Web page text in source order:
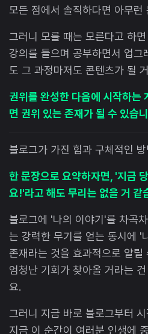
모든 점에서 솔직하다면 아무런
그러니 모를 때는 모른다고 하
강의를 들으며 공부하면서 업그
도 그 과정마저도 콘텐츠가 될
권위를 완성한 다음에 시작하는
면 권위 있는 존재가 될 수 있습
블로그가 가진 힘과 구체적인
한 문장으로 요약하자면, '지금
요!'라고 해도 무리는 없을 거 같
블로그에 '나의 이야기'를 차곡
는 강력한 무기를 얻는 동시에 '
존재라는 것을 효과적으로 알릴
엄청난 기회가 찾아올 거라는
요.
그러니 지금 바로 블로그부터
지금 이 순간이 여러분 인생에